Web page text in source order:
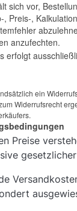
sich vor,
, Preis-,
anzufechten.
erfolgt
ein
Widerrufsrecht
Preise